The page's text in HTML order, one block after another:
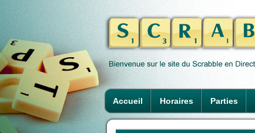
Accueil Horaires Parties